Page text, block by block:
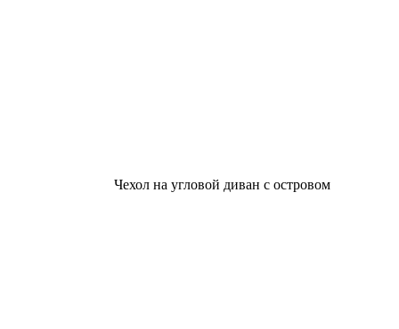
Чехол на угловой диван с островом